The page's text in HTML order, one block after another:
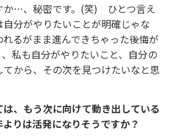
か…、秘密です。(笑) ひとつ言え
分がやりたいことが明確じゃな
るがまま進んできちゃった後悔が
私も自分がやりたいこと、自分の
から、その次を見つけたいなと思
、もう次に向けて動き出している
りは活発になりそうですか？